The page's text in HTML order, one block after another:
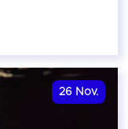
26 Nov.